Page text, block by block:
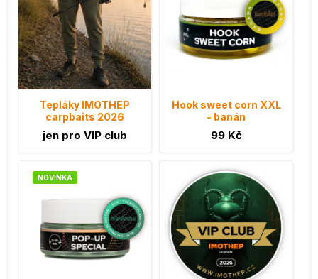
Tepláky IMOTHEP
carpbaits 2026
jen pro VIP club
Hook sweet corn XXL
- banán
99 Kč
NOVINKA